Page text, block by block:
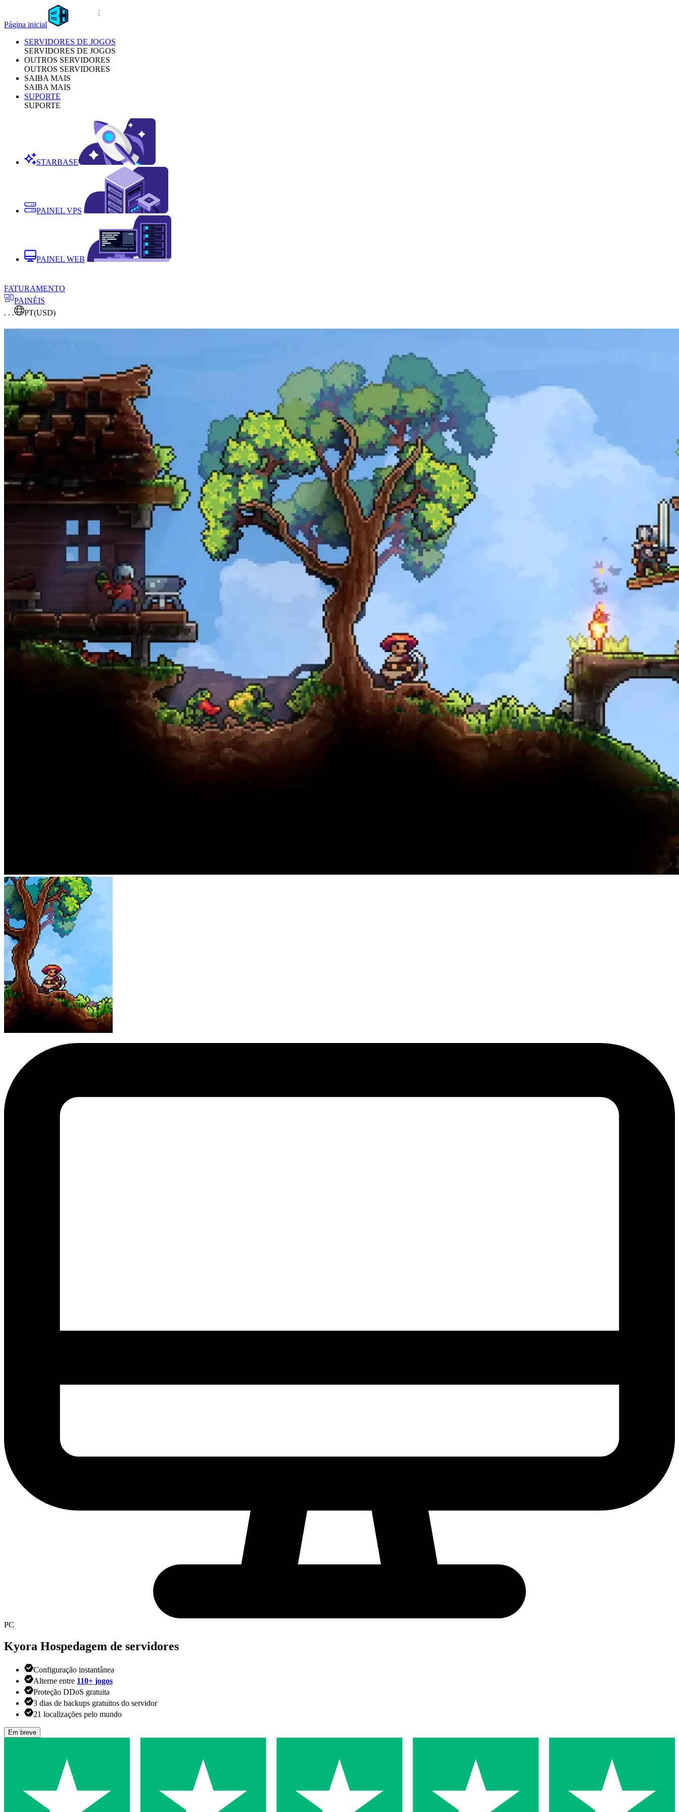
Página inicial
SERVIDORES DE JOGOS
SERVIDORES DE JOGOS
OUTROS SERVIDORES
OUTROS SERVIDORES
SAIBA MAIS
SAIBA MAIS
SUPORTE
SUPORTE
STARBASE
PAINEL VPS
PAINEL WEB
FATURAMENTO
PAINÉIS
. . .
PT(USD)
PC
Kyora Hospedagem de servidores
Configuração instantânea
Alterne entre 110+ jogos
Proteção DDoS gratuita
3 dias de backups gratuitos do servidor
21 localizações pelo mundo
Em breve